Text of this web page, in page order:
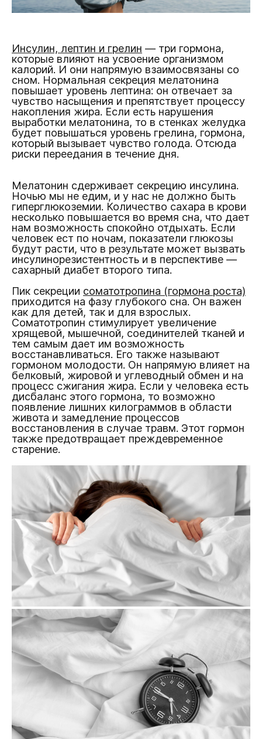
Инсулин, лептин и грелин — три гормона,
которые влияют на усвоение организмом
калорий. И они напрямую взаимосвязаны со
сном. Нормальная секреция мелатонина
повышает уровень лептина: он отвечает за
чувство насыщения и препятствует процессу
накопления жира. Если есть нарушения
выработки мелатонина, то в стенках желудка
будет повышаться уровень грелина, гормона,
который вызывает чувство голода. Отсюда
риски переедания в течение дня.
Мелатонин сдерживает секрецию инсулина.
Ночью мы не едим, и у нас не должно быть
гиперглюкоземии. Количество сахара в крови
несколько повышается во время сна, что дает
нам возможность спокойно отдыхать. Если
человек ест по ночам, показатели глюкозы
будут расти, что в результате может вызвать
инсулинорезистентность и в перспективе —
сахарный диабет второго типа.
Пик секреции соматотропина (гормона роста)
приходится на фазу глубокого сна. Он важен
как для детей, так и для взрослых.
Соматотропин стимулирует увеличение
хрящевой, мышечной, соединителей тканей и
тем самым дает им возможность
восстанавливаться. Его также называют
гормоном молодости. Он напрямую влияет на
белковый, жировой и углеводный обмен и на
процесс сжигания жира. Если у человека есть
дисбаланс этого гормона, то возможно
появление лишних килограммов в области
живота и замедление процессов
восстановления в случае травм. Этот гормон
также предотвращает преждевременное
старение.